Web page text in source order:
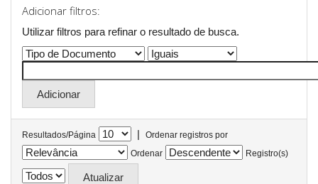
Adicionar filtros:
Utilizar filtros para refinar o resultado de busca.
Resultados/Página |
Ordenar registros por
Ordenar
Registro(s)